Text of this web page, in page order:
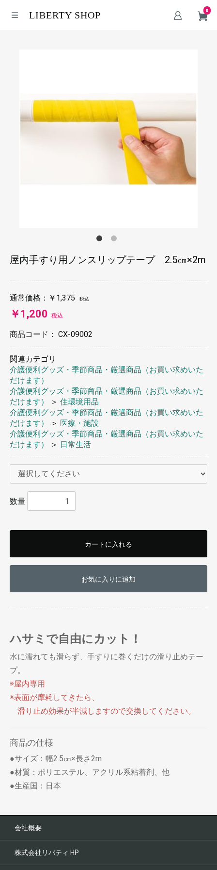
LIBERTY SHOP 0
屋内手すり用ノンスリップテープ 2.5㎝×2m
通常価格： ￥1,375 税込
￥1,200 税込
商品コード： CX-09002
関連カテゴリ
介護便利グッズ・季節商品・厳選商品（お買い求めいた
だけます）
介護便利グッズ・季節商品・厳選商品（お買い求めいた
だけます）
＞ 住環境用品
介護便利グッズ・季節商品・厳選商品（お買い求めいた
だけます）
＞ 医療・施設
介護便利グッズ・季節商品・厳選商品（お買い求めいた
だけます）
＞ 日常生活
数量
カートに入れる
お気に入りに追加
ハサミで自由にカット！
水に濡れても滑らず、手すりに巻くだけの滑り止めテー
プ。
※屋内専用
※表面が摩耗してきたら、
滑り止め効果が半減しますので交換してください。
商品の仕様
●サイズ：幅2.5㎝×長さ2m
●材質：ポリエステル、アクリル系粘着剤、他
●生産国：日本
会社概要
株式会社リバティ HP